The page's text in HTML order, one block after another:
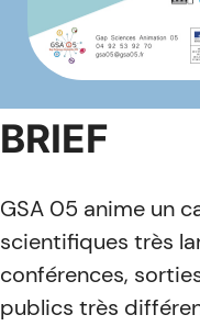
BRIEF
GSA 05 anime un
scientifiques très
conférences,
publics très